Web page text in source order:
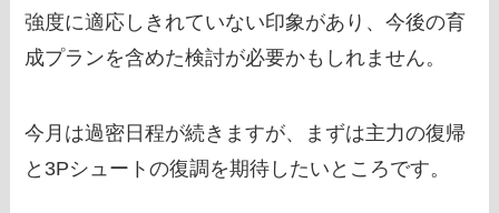
強度に適応しきれていない印象があり、今後の育
成プランを含めた検討が必要かもしれません。
今月は過密日程が続きますが、まずは主力の復帰
と3Pシュートの復調を期待したいところです。